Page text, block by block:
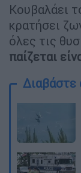
Κουβαλάει
κρατήσει
όλες τις
παίζεται
Διαβάστε